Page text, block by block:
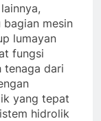
mesin
lumayan
fungsi
tenaga dari
yang tepat
hidrolik